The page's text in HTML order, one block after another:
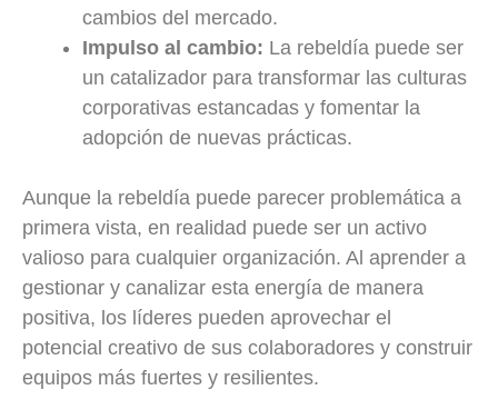
cambios del mercado.
Impulso al cambio: La rebeldía puede ser
un catalizador para transformar las culturas
corporativas estancadas y fomentar la
adopción de nuevas prácticas.
Aunque la rebeldía puede parecer problemática a
primera vista, en realidad puede ser un activo
valioso para cualquier organización. Al aprender a
gestionar y canalizar esta energía de manera
positiva, los líderes pueden aprovechar el
potencial creativo de sus colaboradores y construir
equipos más fuertes y resilientes.